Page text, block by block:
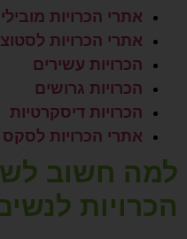
אתרי הכרויות
אתרי הכרויות
הכרויות עשירים
הכרויות גרושים
הכרויות דיסקרטיות
אתרי הכרויות לסקס
למה חשוב
הכרויות